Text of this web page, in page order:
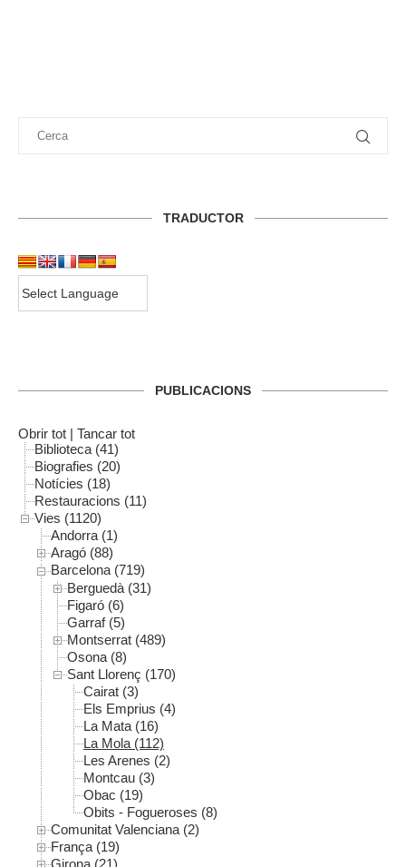
TRADUCTOR
PUBLICACIONS
Obrir tot | Tancar tot
Biblioteca (41)
Biografies (20)
Notícies (18)
Restauracions (11)
Vies (1120)
Andorra (1)
Aragó (88)
Barcelona (719)
Berguedà (31)
Figaró (6)
Garraf (5)
Montserrat (489)
Osona (8)
Sant Llorenç (170)
Cairat (3)
Els Emprius (4)
La Mata (16)
La Mola (112)
Les Arenes (2)
Montcau (3)
Obac (19)
Obits - Fogueroses (8)
Comunitat Valenciana (2)
França (19)
Girona (21)